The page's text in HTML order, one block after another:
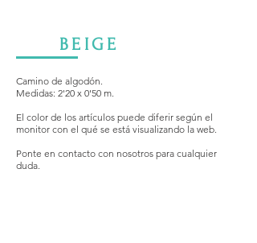
BEIGE
Camino de algodón.
Medidas: 2'20 x 0'50 m.
El color de los artículos puede diferir según el
monitor con el qué se está visualizando la web.
Ponte en contacto con nosotros para cualquier
duda.